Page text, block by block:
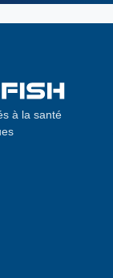
à la santé